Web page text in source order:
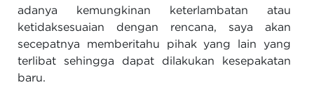
adanya kemungkinan keterlambatan atau
ketidaksesuaian dengan rencana, saya akan
secepatnya memberitahu pihak yang lain yang
terlibat sehingga dapat dilakukan kesepakatan
baru.